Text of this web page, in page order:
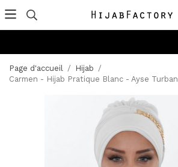
Page d'accueil / Hijab /
Carmen - Hijab Pratique Blanc - Ayse Turban